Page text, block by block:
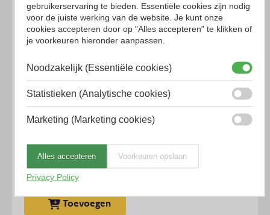
Blockit doseerpistool 210ml
54,03Excl. BTW
Op voorraad
Toevoegen
gebruikerservaring te bieden. Essentiële cookies zijn nodig
voor de juiste werking van de website. Je kunt onze
cookies accepteren door op "Alles accepteren" te klikken of
je voorkeuren hieronder aanpassen.
Noodzakelijk (Essentiële cookies)
Statistieken (Analytische cookies)
Marketing (Marketing cookies)
Alles accepteren Voorkeuren opslaan
Privacy Policy